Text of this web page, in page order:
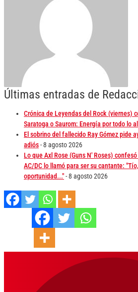
Últimas entradas de
Crónica de Leyendas del Rock (viernes)
Saratoga o Saurom: Energía por todo lo
El sobrino del fallecido Ray Gómez pide
adiós- 8 agosto 2026
Lo que Axl Rose (Guns N' Roses)
AC/DC lo llamó para ser su cantante:
oportunidad..."- 8 agosto 2026